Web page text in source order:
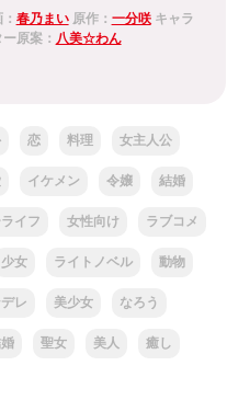
春乃まい原作： 一分咲キャラ
原案： 八美☆わん
恋 料理 女主人公
イケメン 令嬢 結婚
イフ 女性向け ラブコメ
少女 ライトノベル 動物
レ 美少女 なろう
聖女 美人 癒し